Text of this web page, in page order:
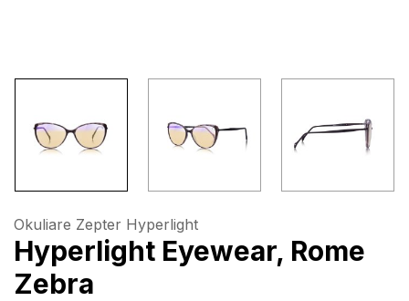
Okuliare Zepter Hyperlight
Hyperlight Eyewear, Rome
Zebra